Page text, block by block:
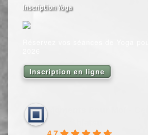
Inscription Yoga
Inscription en ligne
Moments Pour Moi -
et de Shiatsu